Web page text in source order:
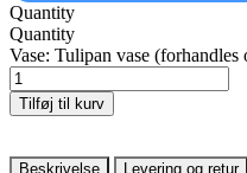
Quantity
Quantity
Vase: Tulipan vase
Tilføj til kurv
Beskrivelse Levering og retur